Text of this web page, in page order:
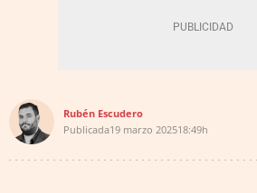
Rubén Escudero
Publicada19 marzo 202518:49h